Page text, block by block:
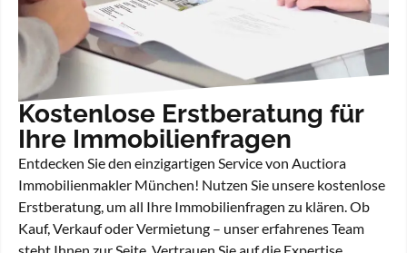
Kostenlose Erstberatung für
Ihre Immobilienfragen
Entdecken Sie den einzigartigen Service von Auctiora
Immobilienmakler München! Nutzen Sie unsere kostenlose
Erstberatung, um all Ihre Immobilienfragen zu klären. Ob
Kauf, Verkauf oder Vermietung – unser erfahrenes Team